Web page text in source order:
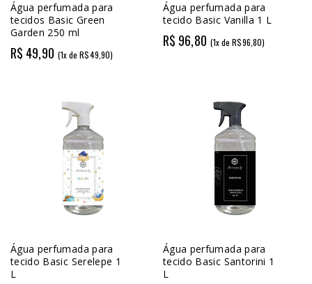
Água perfumada para
tecidos Basic Green
Garden 250 ml
R$ 49,90 (1x de R$49,90)
Água perfumada para
tecido Basic Vanilla 1 L
R$ 96,80 (1x de R$96,80)
Água perfumada para
tecido Basic Serelepe 1
L
Água perfumada para
tecido Basic Santorini 1
L